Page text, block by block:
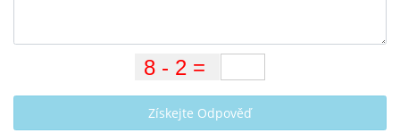
Získejte Odpověď